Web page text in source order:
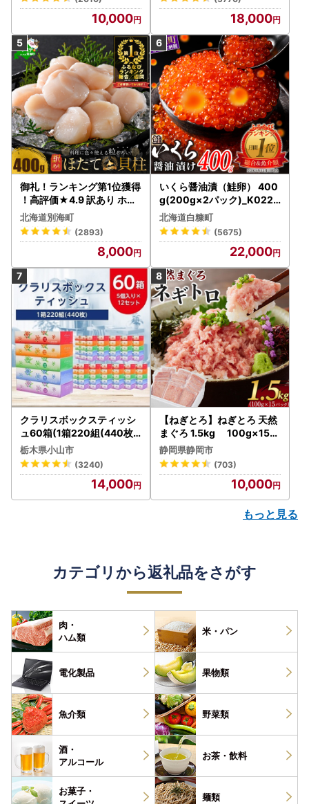
～3房（1.0kg以上）シャイ
ン フルーツ FN-Limited-S
P
10,000 18,000
御礼！ランキング第1位獲得
！高評価★4.9 訳あり ホタ
テ 400g（ほたて 帆立 貝柱
冷凍 ）
北海道別海町
(2893)
8,000
いくら醤油漬（鮭卵） 400
g(200g×2パック)_K022-
1676
北海道白糠町
(5675)
22,000
クラリスボックスティッシ
ュ60箱(1箱220組(440枚))
(5個入り×12セット)【配送
不可地域：離島・沖縄県】
【1256759】
栃木県小山市
(3240)
14,000
【ねぎとろ】ねぎとろ 天然
まぐろ 1.5kg 100g×15パ
ック
静岡県静岡市
(703)
10,000
もっと見る
カテゴリから返礼品をさがす
肉・
ハム類
米・パン
電化製品 果物類
魚介類 野菜類
酒・
アルコール
お茶・ 飲料
お菓子・
麺類